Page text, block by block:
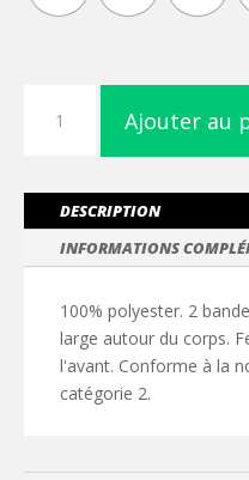
bandes
haute
Ajouter au
DESCRIPTION
INFORMATIONS
100% polyester. 2
large autour du corps.
l'avant. Conforme à la
catégorie 2.